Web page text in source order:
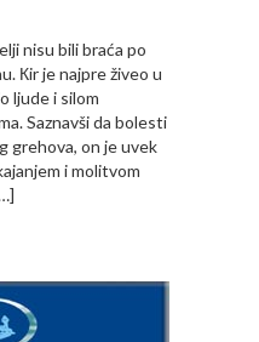
nisu bili braća po
Кir je najpre živeo u
ljude i silom
Saznavši da bolesti
grehova, on je uvek
i molitvom